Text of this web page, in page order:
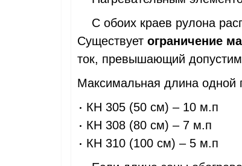
С обоих краев рулона
Существует ограничение
ток, превышающий
Максимальная длина одной
КН 305 (50 см) – 10 м.п
КН 308 (80 см) – 7 м.п
КН 310 (100 см) – 5 м.п